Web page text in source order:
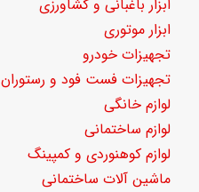
ابزار باغبانی و کشاورزی
ابزار موتوری
تجهیزات خودرو
تجهیزات فست فود و رستوران
لوازم خانگی
لوازم ساختمانی
لوازم کوهنوردی و کمپینگ
ماشین آلات ساختمانی